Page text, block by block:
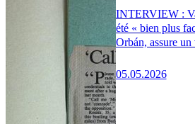
INTERVIEW :
été « bien plus
Orbán, assure
05.05.2026